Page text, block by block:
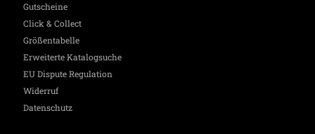
Gutscheine
Click & Collect
Größentabelle
Erweiterte Katalogsuche
EU Dispute Regulation
Widerruf
Datenschutz